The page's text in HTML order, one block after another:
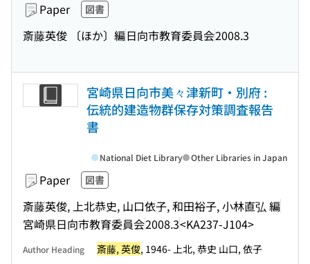
Paper 図書
斎藤英俊 〔ほか〕編日向市教育委員会2008.3
宮崎県日向市美々津新町・別府 :
伝統的建造物群保存対策調査報告
書
Paper 図書
斎藤英俊, 上北恭史, 山口依子, 和田裕子, 小林直弘 編
宮崎県日向市教育委員会2008.3<KA237-J104>
National Diet Library Other Libraries in Japan
Author Heading 斎藤, 英俊, 1946- 上北, 恭史 山口, 依子